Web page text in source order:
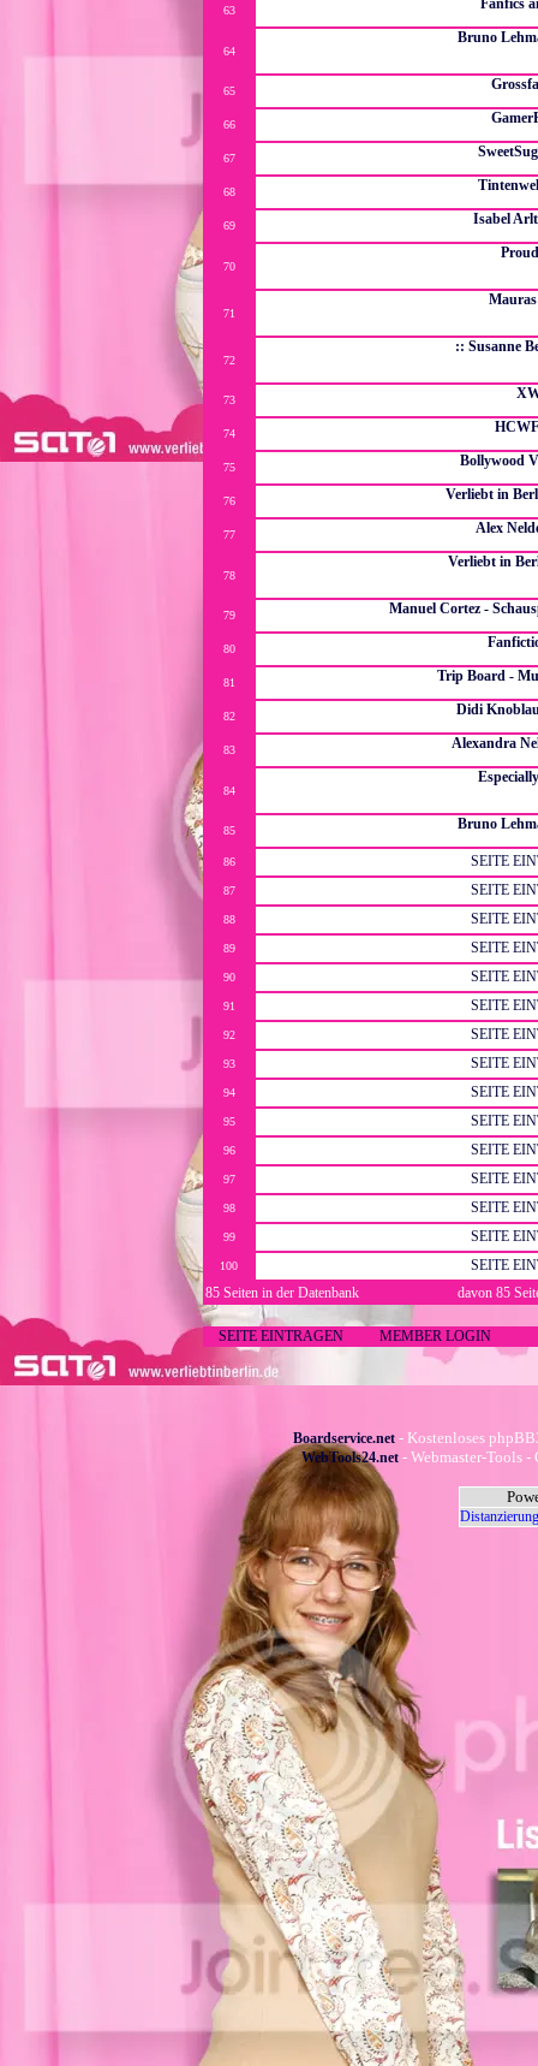
63 Fanfics
64
Bruno
65
66
67
68
69
Isabel
70
71
72
:: Susanne
73
74
75
Bollywood
76
Verliebt in
77
Alex
78
Verliebt in
79
Manuel Cortez -
80
81
Trip Board -
82
Didi
83
Alexandra
84
85
Bruno
86
SEITE
87 SEITE
88 SEITE
89 SEITE
90 SEITE
91 SEITE
92 SEITE
93 SEITE
94 SEITE
95 SEITE
96 SEITE
97 SEITE
98 SEITE
99 SEITE
100
SEITE
85 Seiten in der Datenbank
davon 85
SEITE EINTRAGEN MEMBER LOGIN
Boardservice.net- Kostenloses
WebTools24.net- Webmaster-Tools -